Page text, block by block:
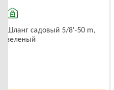
Шланг садовый 5/8'-50 m,
зеленый